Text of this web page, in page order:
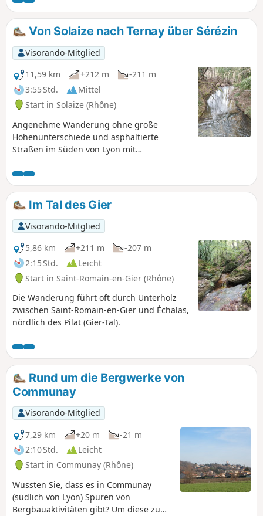
Von Solaize nach Ternay über Sérézin
Visorando-Mitglied
11,59 km
+212 m
-211 m
3:55 Std.
Mittel
Start in Solaize (Rhône)
Angenehme Wanderung ohne große
Höhenunterschiede und asphaltierte
Straßen im Süden von Lyon mit
schönen Ausblicken auf die Region.
Im Tal des Gier
Visorando-Mitglied
5,86 km
+211 m
-207 m
2:15 Std.
Leicht
Start in Saint-Romain-en-Gier (Rhône)
Die Wanderung führt oft durch Unterholz
zwischen Saint-Romain-en-Gier und Échalas,
nördlich des Pilat (Gier-Tal).
Rund um die Bergwerke von
Communay
Visorando-Mitglied
7,29 km
+20 m
-21 m
2:10 Std.
Leicht
Start in Communay (Rhône)
Wussten Sie, dass es in Communay
(südlich von Lyon) Spuren von
Bergbauaktivitäten gibt? Um diese zu